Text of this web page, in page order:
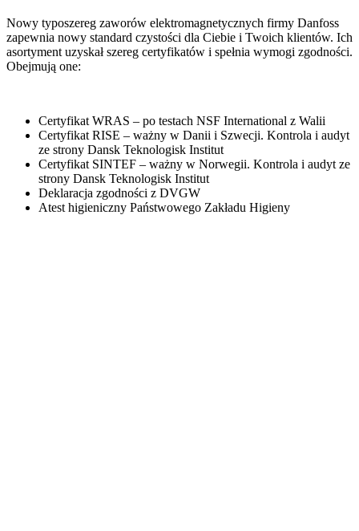
Nowy typoszereg zaworów elektromagnetycznych firmy Danfoss
zapewnia nowy standard czystości dla Ciebie i Twoich klientów. Ich
asortyment uzyskał szereg certyfikatów i spełnia wymogi zgodności.
Obejmują one:
Certyfikat WRAS – po testach NSF International z Walii
Certyfikat RISE – ważny w Danii i Szwecji. Kontrola i audyt
ze strony Dansk Teknologisk Institut
Certyfikat SINTEF – ważny w Norwegii. Kontrola i audyt ze
strony Dansk Teknologisk Institut
Deklaracja zgodności z DVGW
Atest higieniczny Państwowego Zakładu Higieny